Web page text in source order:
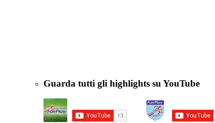
Guarda tutti gli highlights su YouTube